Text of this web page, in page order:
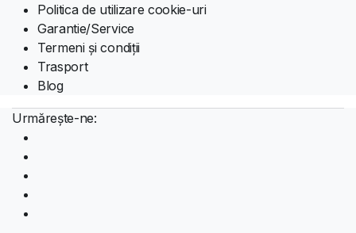
Politica de utilizare cookie-uri
Garantie/Service
Termeni și condiții
Trasport
Blog
Urmărește-ne: